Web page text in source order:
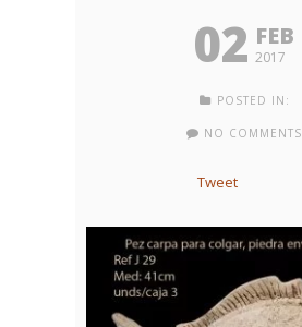
02 FEB
2017
POSTED IN:
NO COMMENTS
Tweet